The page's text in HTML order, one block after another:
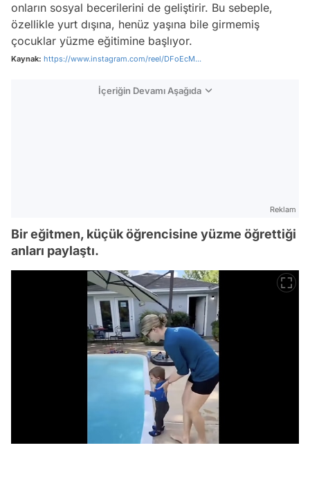
onların sosyal becerilerini de geliştirir. Bu sebeple,
özellikle yurt dışına, henüz yaşına bile girmemiş
çocuklar yüzme eğitimine başlıyor.
Kaynak: https://www.instagram.com/reel/DFoEcM...
İçeriğin Devamı Aşağıda
Reklam
Bir eğitmen, küçük öğrencisine yüzme öğrettiği
anları paylaştı.